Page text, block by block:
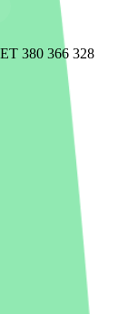
380 366 328